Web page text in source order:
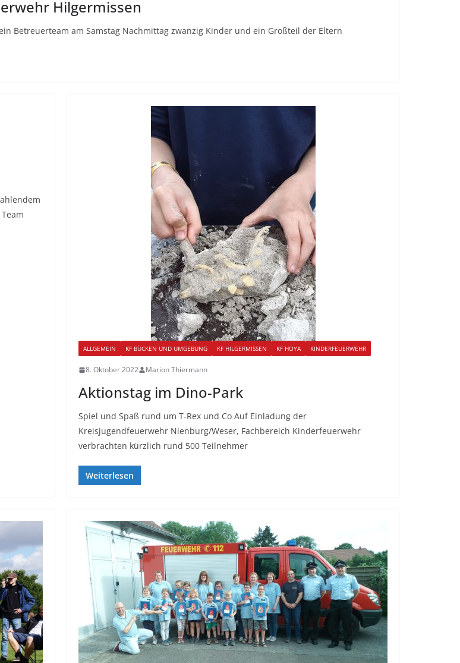
Hilgermissen
Betreuerteam am Samstag Nachmittag zwanzig Kinder und ein Großteil der Eltern
ALLGEMEIN KF BÜCKEN UND UMGEBUNG KF HILGERMISSEN KF HOYA KINDERFEUERWEHR
8. Oktober 2022 Marion Thiermann
Aktionstag im Dino-Park
Spiel und Spaß rund um T-Rex und Co Auf Einladung der
Kreisjugendfeuerwehr Nienburg/Weser, Fachbereich Kinderfeuerwehr
verbrachten kürzlich rund 500 Teilnehmer
Weiterlesen